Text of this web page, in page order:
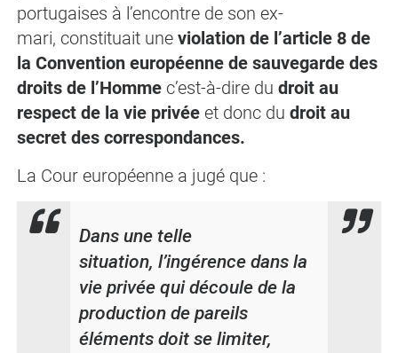
portugaises à l’encontre de son ex-
mari, constituait une violation de l’article 8 de
la Convention européenne de sauvegarde des
droits de l’Homme c’est-à-dire du droit au
respect de la vie privéeet donc du droit au
secret des correspondances.
La Cour européenne a jugé que :
Dans une telle
situation, l’ingérence dans la
vie privée qui découle de la
production de pareils
éléments doit se limiter,